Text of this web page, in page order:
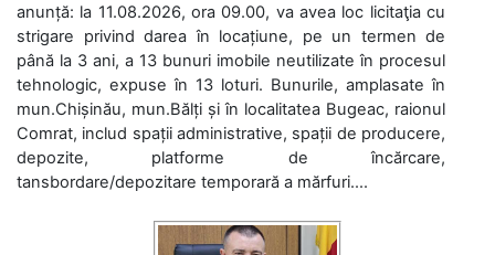
anunță: la 11.08.2026, ora 09.00, va avea loc licitaţia cu
strigare privind darea în locațiune, pe un termen de
până la 3 ani, a 13 bunuri imobile neutilizate în procesul
tehnologic, expuse în 13 loturi. Bunurile, amplasate în
mun.Chișinău, mun.Bălți și în localitatea Bugeac, raionul
Comrat, includ spații administrative, spații de producere,
depozite, platforme de încărcare,
tansbordare/depozitare temporară a mărfuri....